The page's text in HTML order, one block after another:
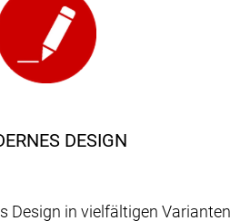
DESIGN
Design in vielfältigen Varianten